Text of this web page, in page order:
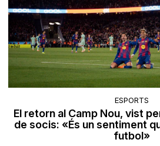
ESPORTS
El retorn al Camp Nou, vist
de socis: «És un sentiment
futbol»